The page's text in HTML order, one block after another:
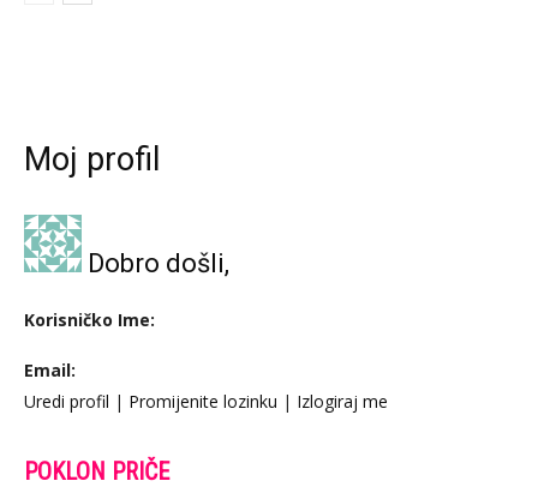
Moj profil
Dobro došli,
Korisničko Ime:
Email:
Uredi profil | Promijenite lozinku | Izlogiraj me
POKLON PRIČE